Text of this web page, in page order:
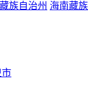
族自治州 海南藏
市